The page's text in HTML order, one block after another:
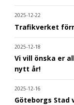
2025-12-22
Trafikverket
2025-12-18
Vi vill önska er
nytt år!
2025-12-16
Göteborgs Stad